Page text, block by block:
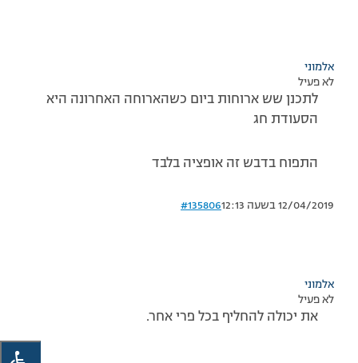
אלמוני
לא פעיל
לתכנן שש ארוחות ביום כשהארוחה האחרונה היא
הסעודת חג
התפוח בדבש זה אופציה בלבד
12/04/2019 בשעה 12:13 #135806
אלמוני
לא פעיל
את יכולה להחליף בכל פרי אחר.